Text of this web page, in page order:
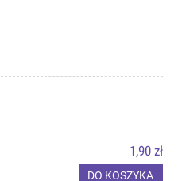
1,90 zł
DO KOSZYKA